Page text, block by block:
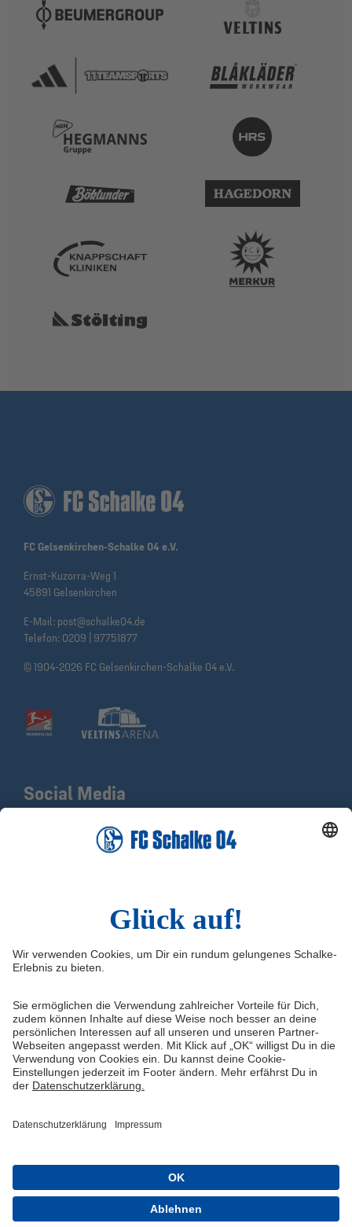
FC Gelsenkirchen-Schalke 04 e.V.
Ernst-Kuzorra-Weg 1
45891 Gelsenkirchen
E-Mail: post@schalke04.de
Telefon: 0209 | 97751877
© 1904-2026 FC Gelsenkirchen-Schalke 04 e.V.
Impressum
Medienportal
FAQ
Datenschutz
Haftungsausschluss
Quicklinks
Shop
schalke04.de
Schalke TV
VELTINS-Arena
ERWIN buchen
Social Media
X